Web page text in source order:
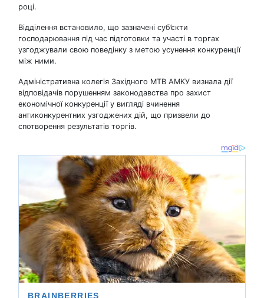
році.
Відділення встановило, що зазначені суб’єкти
господарювання під час підготовки та участі в торгах
узгоджували свою поведінку з метою усунення конкуренції
між ними.
Адміністративна колегія Західного МТВ АМКУ визнала дії
відповідачів порушенням законодавства про захист
економічної конкуренції у вигляді вчинення
антиконкурентних узгоджених дій, що призвели до
спотворення результатів торгів.